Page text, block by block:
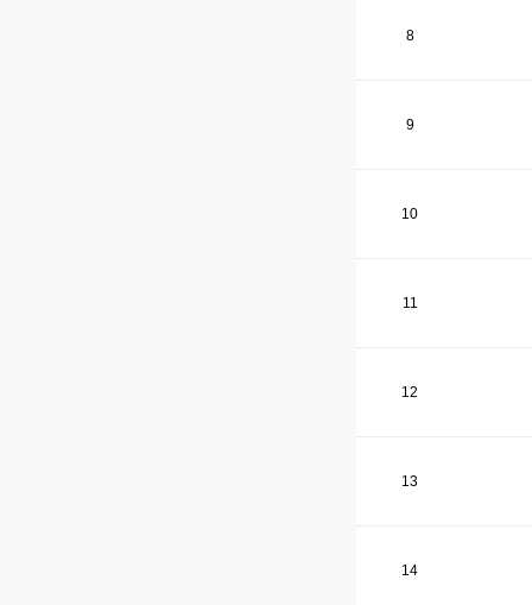
8
9
10
11
12
13
14